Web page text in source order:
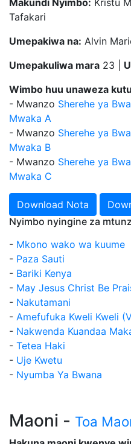
Makundi Nyimbo: Kristu
Tafakari
Umepakiwa na: Alvin
Umepakuliwa mara 23 |
Wimbo huu unaweza
- Mwanzo Sherehe ya
Mwaka A
- Mwanzo Sherehe ya
Mwaka B
- Mwanzo Sherehe ya
Mwaka C
Download Nota
Nyimbo nyingine za
- Mkono wako wa kuume
- Paza Sauti
- Bariki Kenya
- May Jesus Christ Be
- Nakutamani
- Amefufuka Kweli Kweli
- Nakwenda Kuandaa
- Tetea Haki
- Uje Kwetu
- Nyumba Ya Bwana
Maoni - Toa